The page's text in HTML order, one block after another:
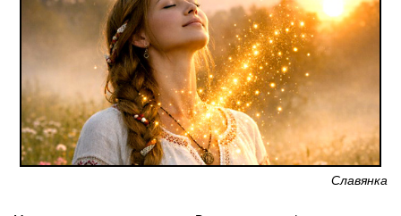
Славянка